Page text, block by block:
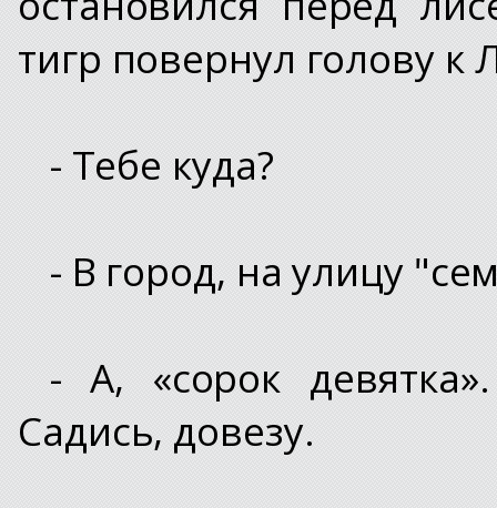
тигр повернул голову к
- Тебе куда?
- В город, на улицу
- А, «сорок
Садись, довезу.